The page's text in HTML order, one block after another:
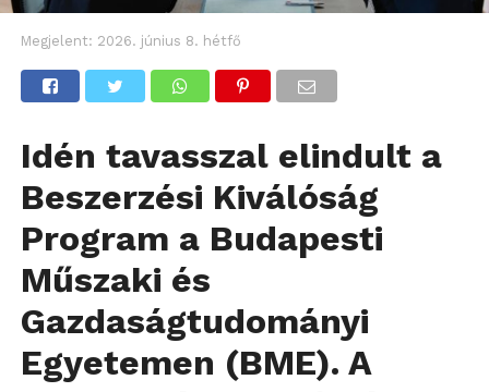
Megjelent: 2026. június 8. hétfő
Idén tavasszal elindult a
Beszerzési Kiválóság
Program a Budapesti
Műszaki és
Gazdaságtudományi
Egyetemen (BME). A